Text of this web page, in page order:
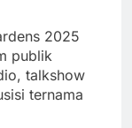
2025
publik
talkshow
ternama